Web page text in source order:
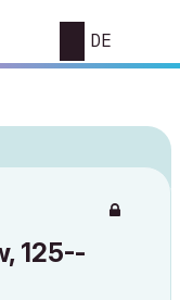
DE
125--